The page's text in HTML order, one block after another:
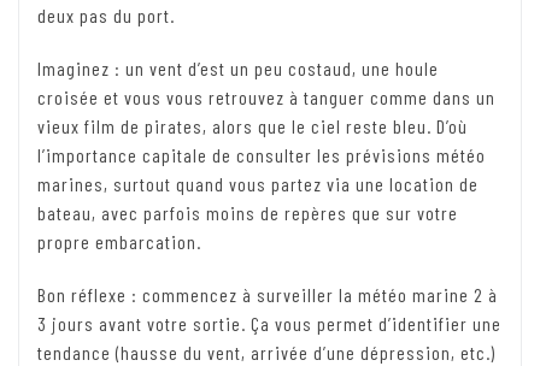
deux pas du port.
Imaginez : un vent d’est un peu costaud, une houle
croisée et vous vous retrouvez à tanguer comme dans un
vieux film de pirates, alors que le ciel reste bleu. D’où
l’importance capitale de consulter les prévisions météo
marines, surtout quand vous partez via une location de
bateau, avec parfois moins de repères que sur votre
propre embarcation.
Bon réflexe : commencez à surveiller la météo marine 2 à
3 jours avant votre sortie. Ça vous permet d’identifier une
tendance (hausse du vent, arrivée d’une dépression, etc.)